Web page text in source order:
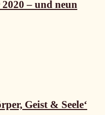
– und neun
Geist & Seele‘